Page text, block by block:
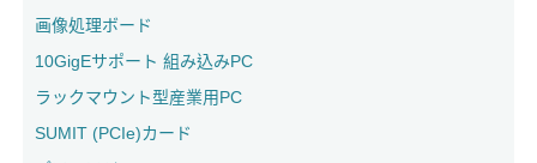
画像処理ボード
10GigEサポート 組み込みPC
ラックマウント型産業用PC
SUMIT (PCIe)カード